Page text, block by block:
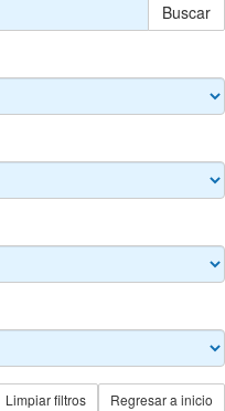
Buscar
Regresar a inicio
Limpiar filtros